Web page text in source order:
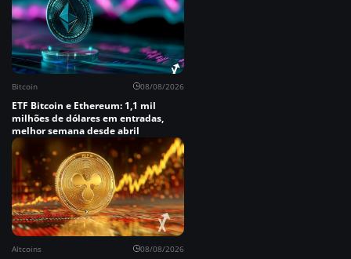
Bitcoin 08/08/2026
ETF Bitcoin e Ethereum: 1,1 mil
milhões de dólares em entradas,
melhor semana desde abril
Altcoins 08/08/2026